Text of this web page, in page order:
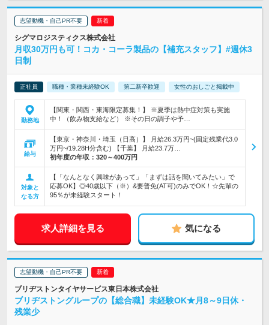
志望動機・自己PR不要
シグマロジスティクス株式会社
月収30万円も可！コカ・コーラ製品の【補充スタッフ】#週休3
日制
正社員 職種・業種未経験OK 第二新卒歓迎 女性のおしごと掲載中
勤務地
【関東・関西・東海限定募集！】 ※夏季は熱中症対策も実施
中！（飲み物支給など） ※その日の調子や予…
給与
【東京・神奈川・埼玉（日高）】 月給26.3万円~(固定残業代3.0
万円~/19.28H分含む) 【千葉】 月給23.7万…
初年度の年収： 320～400万円
対象と
なる方
【「なんとなく興味があって」「まずは話を聞いてみたい」で
応募OK】◎40歳以下（※）&要普免(AT可)のみでOK！☆先輩の
95％が未経験スタート！
求人詳細を見る 気になる
志望動機・自己PR不要
ブリヂストンタイヤサービス東日本株式会社
ブリヂストングループの【総合職】未経験OK★月8～9日休・
残業少